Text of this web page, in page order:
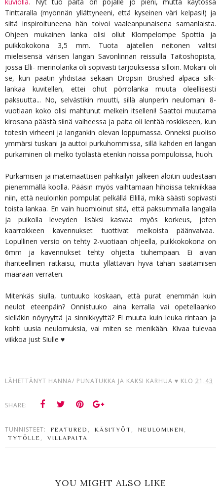
Tinttaralla (myönnän yllättyneeni, että kyseinen väri kelpasi!) ja
siitä inspiroituneena hän toivoi vaaleanpunaisena samanlaista.
Ohjeen mukainen lanka olisi ollut Klompelompe Spottia ja
puikkokokona 3,5 mm. Tuota ajatellen neitonen valitsi
mieleisensä värisen langan Savonlinnan reissulla Taitoshopista,
jossa Elli- merinolanka oli sopivasti tarjouksessa silloin. Mokani oli
se, kun päätin yhdistää sekaan Dropsin Brushed alpaca silk-
lankaa kuvitellen, ettei ohut pörrölanka muuta oleellisesti
paksuutta... No, selvästikin muutti, sillä alunperin neulomani 8-
vuotiaan koko olisi mahtunut melkein itselleni! Saattoi muutama
kirosana päästä siinä vaiheessa ja paita oli lentää roskikseen, kun
totesin virheeni ja langankin olevan loppumassa. Onneksi puoliso
ymmärsi tuskani ja auttoi purkuhommissa, sillä kahden eri langan
purkaminen oli melko työlästä etenkin noissa pompuloissa, huoh.
Purkamisen ja matemaattisen pähkäilyn jälkeen aloitin uudestaan
pienemmällä koolla. Pääsin myös vaihtamaan hihoissa tekniikkaa
niin, että neuloinkin pompulat pelkällä Ellillä, mikä säästi sopivasti
toista lankaa. En vain huomioinut sitä, että paksummalla langalla
ja puikolla leveyden lisäksi kasvaa myös korkeus, joten
kaarrokkeen kavennukset tuottivat melkoista päänvaivaa.
Lopullinen versio on tehty 2-vuotiaan ohjeella, puikkokokona on
6mm ja kavennukset tehty ohjetta tiuhempaan. Ei aivan
ihanteellinen ratkaisu, mutta yllättävän hyvä tähän säätämisen
määrään verraten.
Mitenkäs siulla, tuntuuko koskaan, että purat enemmän kuin
neulot eteenpäin? Onnistuuko aina kerralla vai opetellaanko
sielläkin nöyryyttä ja sinnikkyyttä? Ei muuta kuin leuka rintaan ja
kohti uusia neulomuksia, vai miten se menikään. Kivaa tulevaa
viikkoa just Siulle ♥
LÄHETTÄNYT HANNA/ PUNATUKKA JA KAKSI KARHUA ♥ KLO 21.43
SHARE:
TUNNISTEET: FEATURED , KÄSITYÖT , NEULOMINEN ,
TYTÖLLE , VILLAPAITA
YOU MIGHT ALSO LIKE